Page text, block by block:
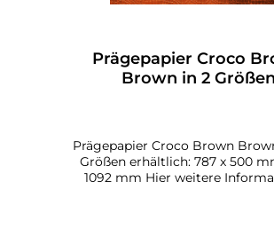
Prägepapier Croco
Brown in 2 Größen
Prägepapier Croco Brown Brown In
Größen erhältlich: 787 x 500 mm 787 x
1092 mm Hier weitere